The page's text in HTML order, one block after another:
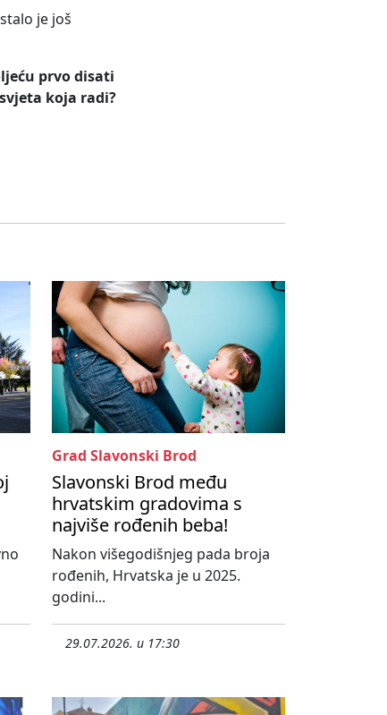
je još
prvo disati
koja radi?
Grad Slavonski Brod
Slavonski Brod među
hrvatskim gradovima s
najviše rođenih beba!
Nakon višegodišnjeg pada broja
rođenih, Hrvatska je u 2025.
godini...
29.07.2026. u 17:30